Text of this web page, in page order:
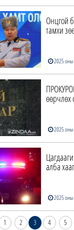
Онцгой
тамхи
2025 оны
өөрчлөх
2025 оны
алба
2025 оны
1 2 3 4 5